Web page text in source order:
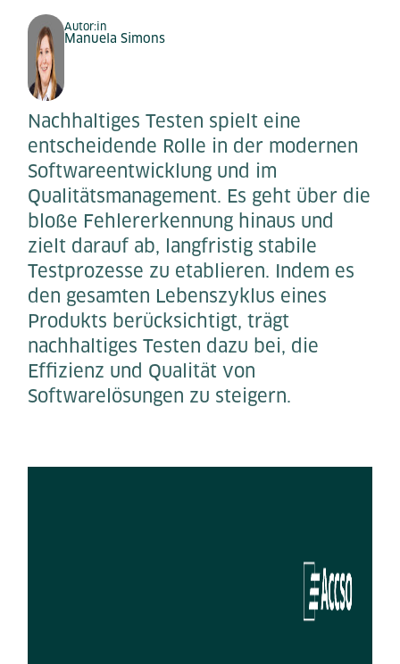
Autor:in
Manuela Simons
Nachhaltiges Testen spielt eine
entscheidende Rolle in der modernen
Softwareentwicklung und im
Qualitätsmanagement. Es geht über die
bloße Fehlererkennung hinaus und
zielt darauf ab, langfristig stabile
Testprozesse zu etablieren. Indem es
den gesamten Lebenszyklus eines
Produkts berücksichtigt, trägt
nachhaltiges Testen dazu bei, die
Effizienz und Qualität von
Softwarelösungen zu steigern.